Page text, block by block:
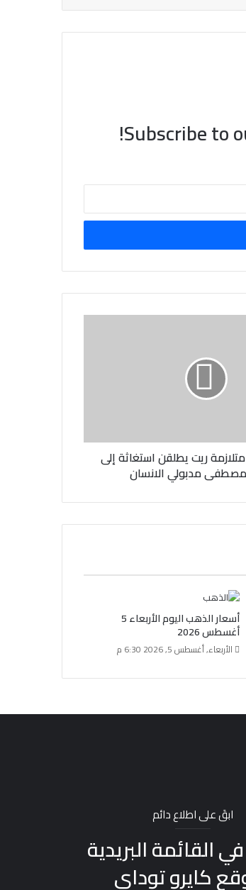
Subscribe to
ريت يطلقن استغاثة إلى
مصطفى مدبولي الانسان
أسعار الذهب اليوم الأربعاء 5
أغسطس 2026
الأربعاء, أغسطس 5, 2026 6:30 م
ابقَ على اطلاع دائم
القائمة البريدية
كايرو توداي